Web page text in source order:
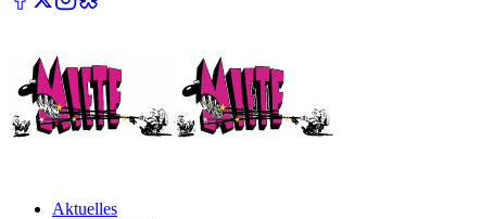
Aktuelles